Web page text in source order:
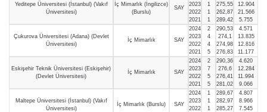
Yeditepe Üniversitesi (İstanbul) (Vakıf
Üniversitesi)
İç Mimarlık (İngilizce)
(Burslu)
SAY
2023
2022
2021
1
1
1
275,55
262,87
289,42
12.904
21.566
5.755
Çukurova Üniversitesi (Adana) (Devlet
Üniversitesi)
İç Mimarlık SAY
2024
2023
2022
2021
2
4
4
5
290,53
274,1
274,98
276,83
4.571
13.835
12.816
11.177
Eskişehir Teknik Üniversitesi (Eskişehir)
(Devlet Üniversitesi)
İç Mimarlık SAY
2024
2023
2022
2021
2
7
5
5
290,36
276,6
276,41
281,02
4.620
12.284
11.994
9.066
Maltepe Üniversitesi (İstanbul) (Vakıf
Üniversitesi)
İç Mimarlık (Burslu) SAY
2024
2023
2022
1
1
1
289,67
282,97
285,27
4.807
8.966
7.545